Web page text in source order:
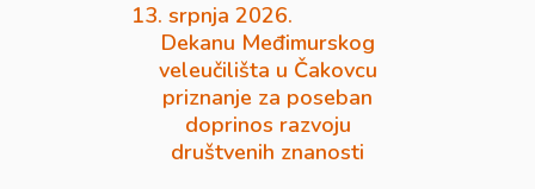
13. srpnja 2026.
Dekanu Međimurskog
veleučilišta u Čakovcu
priznanje za poseban
doprinos razvoju
društvenih znanosti